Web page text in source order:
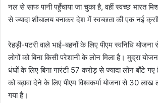
नल से साफ पानी पहुँचाया जा चुका है, वहीं स्वच्छ भारत
से ज्यादा शौचालय बनाकर देश में स्वच्छता की एक नई
रेहड़ी-पटरी वाले भाई-बहनों के लिए पीएम स्वनिधि
लोगों को बिना किसी परेशानी के लोन मिला है। मुद्रा
धंधों के लिए बिना गारंटी 57 करोड़ से ज्यादा लोन बाँटे गए
को बढ़ावा देने के लिए पीएम विश्वकर्मा योजना से 30 लाख
गया है।